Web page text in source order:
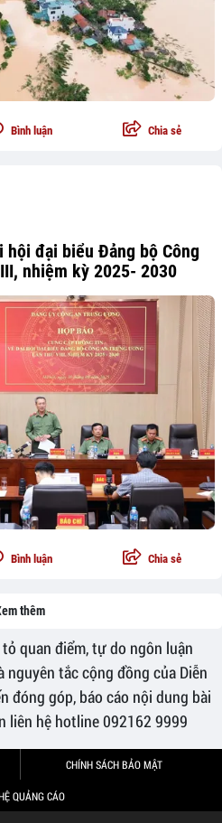
Bình luận Chia sẻ
đại biểu Đảng bộ Công
nhiệm kỳ 2025- 2030
Bình luận Chia sẻ
thêm
quan điểm, tự do ngôn luận
tắc cộng đồng của Diễn
đóng góp, báo cáo nội dung bài
liên hệ hotline 092162 9999
CHÍNH SÁCH BẢO MẬT
QUẢNG CÁO